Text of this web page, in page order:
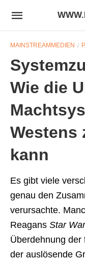
MAINSTREAMMEDIEN
Wie die
Westens
kann
Es gibt viele
genau den
verursachte.
Reagans Star
Überdehnung der
der auslösende